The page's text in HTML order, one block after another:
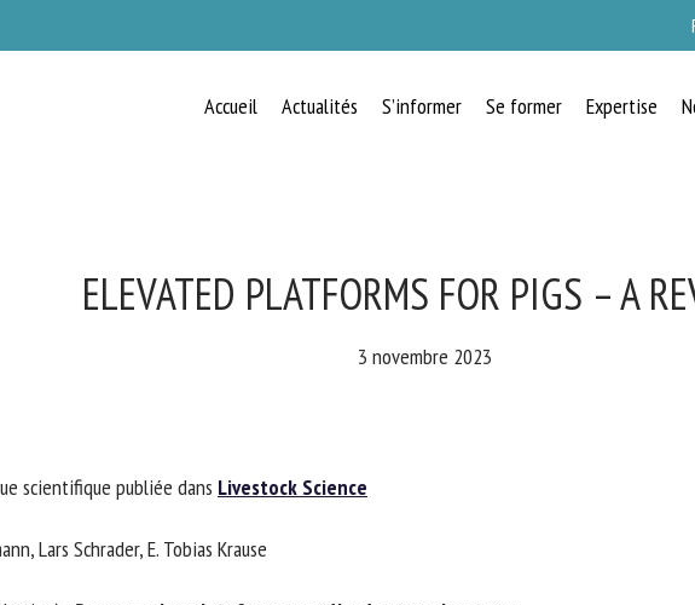
Accueil Actualités S’informer Se former Expertise
ELEVATED PLATFORMS FOR PIGS – A
3 novembre 2023
scientifique publiée dansLivestock Science
Lars Schrader, E. Tobias Krause
BIEN-ÊTRE ANIMAL
Veuillez remplir le formulaire ci-dessous pour vous inscrire à notre newsletter :